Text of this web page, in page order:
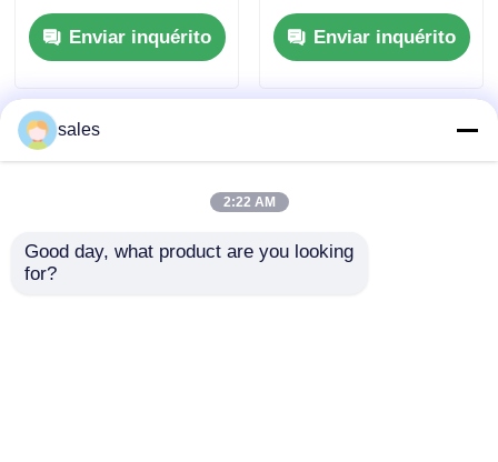
espessura de 2 mm a
10 mm e boa
resistência ao clima
sinalização exterior
Enviar inquérito
durável Adequado
para exibições de
varejo Exposições e
Enviar inquérito
sales
2:22 AM
Good day, what product are you looking
for?